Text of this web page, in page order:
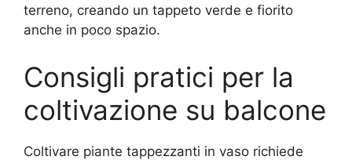
terreno, creando un tappeto verde e fiorito
anche in poco spazio.
Consigli pratici per la
coltivazione su balcone
Coltivare piante tappezzanti in vaso richiede